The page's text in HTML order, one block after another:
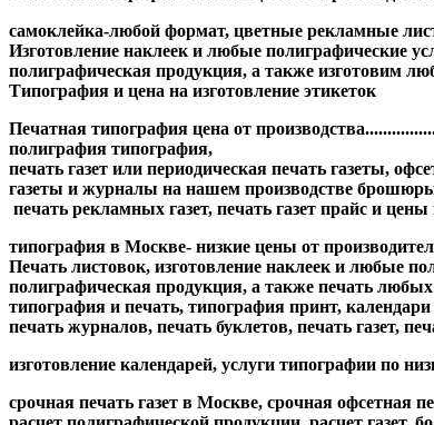
самоклейка-любой формат, цветные рекламные
Изготовление наклеек и любые полиграфические
полиграфическая продукция, а также изготовим
Типография и цена на изготовление этикеток
Печатная типография цена от
полиграфия типография,
печать газет или периодическая печать газеты,
газеты и журналы на нашем производстве
печать рекламных газет, печать газет прайс и
типография в Москве- низкие цены от
Печать листовок, изготовление наклеек и любые
полиграфическая продукция, а также печать
типография и печать, типография принт,
печать журналов, печать буклетов, печать газет,
изготовление календарей, услуги типографии по
срочная печать газет в Москве, срочная офсетная